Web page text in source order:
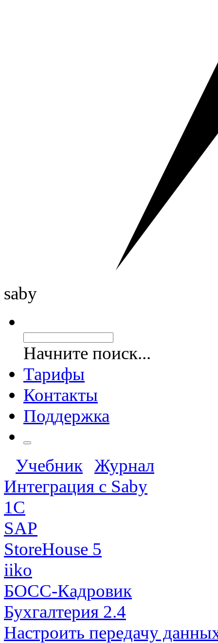
saby
Начните поиск...
Тарифы
Контакты
Поддержка
Учебник
Журнал
Интеграция с Saby
1С
SAP
StoreHouse 5
iiko
БОСС-Кадровик
Бухгалтерия 2.4
Настроить передачу